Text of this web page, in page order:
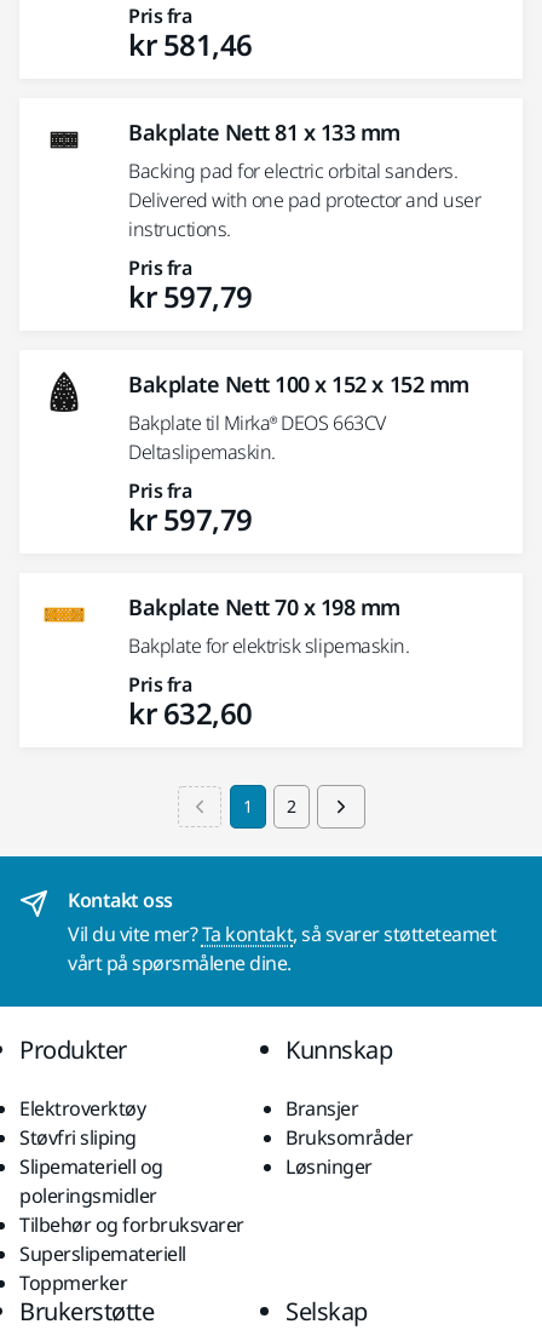
Pris fra
kr 581,46
Bakplate Nett 81 x 133 mm
Backing pad for electric orbital sanders.
Delivered with one pad protector and user
instructions.
Pris fra
kr 597,79
Bakplate Nett 100 x 152 x 152 mm
Bakplate til Mirka® DEOS 663CV
Deltaslipemaskin.
Pris fra
kr 597,79
Bakplate Nett 70 x 198 mm
Bakplate for elektrisk slipemaskin.
Pris fra
kr 632,60
1 2
Kontakt oss
Vil du vite mer?Ta kontakt, så svarer støtteteamet
vårt på spørsmålene dine.
Produkter
Elektroverktøy
Støvfri sliping
Slipemateriell og
poleringsmidler
Tilbehør og forbruksvarer
Superslipemateriell
Toppmerker
Kunnskap
Bransjer
Bruksområder
Løsninger
Brukerstøtte Selskap